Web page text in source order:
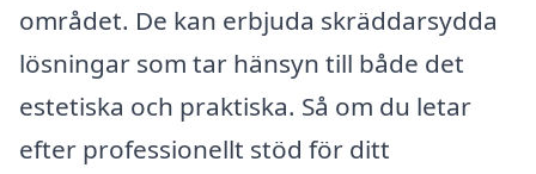
området. De kan erbjuda skräddarsydda
lösningar som tar hänsyn till både det
estetiska och praktiska. Så om du letar
efter professionellt stöd för ditt